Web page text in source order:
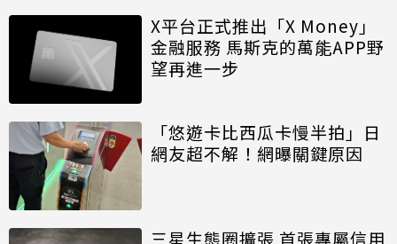
X平台正式推出「X Money」
金融服務 馬斯克的萬能APP野
望再進一步
「悠遊卡比西瓜卡慢半拍」日
網友超不解！網曝關鍵原因
三星生態圈擴張 首張專屬信用